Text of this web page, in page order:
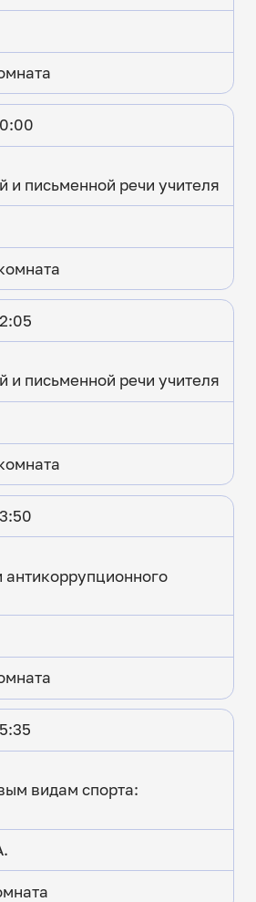
и письменной речи учителя
и письменной речи учителя
видам спорта: